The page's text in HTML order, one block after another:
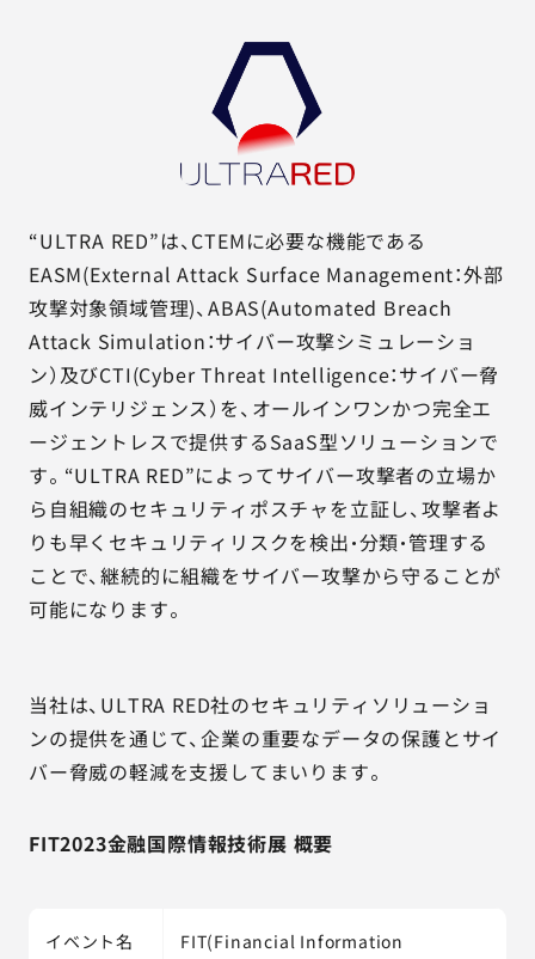
“ULTRA RED”は、CTEMに必要な機能である
EASM(External Attack Surface Management：外部
攻撃対象領域管理)、ABAS(Automated Breach
Attack Simulation：サイバー攻撃シミュレーショ
ン）及びCTI(Cyber Threat Intelligence：サイバー脅
威インテリジェンス）を、オールインワンかつ完全エ
ージェントレスで提供するSaaS型ソリューションで
す。“ULTRA RED”によってサイバー攻撃者の立場か
ら自組織のセキュリティポスチャを立証し、攻撃者よ
りも早くセキュリティリスクを検出・分類・管理する
ことで、継続的に組織をサイバー攻撃から守ることが
可能になります。
当社は、ULTRA RED社のセキュリティソリューショ
ンの提供を通じて、企業の重要なデータの保護とサイ
バー脅威の軽減を支援してまいります。
FIT2023金融国際情報技術展 概要
イベント名
FIT(Financial Information